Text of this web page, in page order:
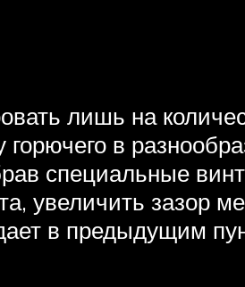
лишь на
в
специальные
увеличить зазор
в предыдущим